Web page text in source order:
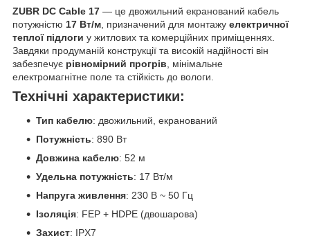
ZUBR DC Cable 17 — це двожильний екранований кабель
потужністю 17 Вт/м , призначений для монтажу електричної
теплої підлоги у житлових та комерційних приміщеннях.
Завдяки продуманій конструкції та високій надійності він
забезпечує рівномірний прогрів , мінімальне
електромагнітне поле та стійкість до вологи.
Технічні характеристики:
Тип кабелю: двожильний, екранований
Потужність: 890 Вт
Довжина кабелю: 52 м
Удельна потужність: 17 Вт/м
Напруга живлення: 230 В ~ 50 Гц
Ізоляція: FEP + HDPE (двошарова)
Захист: IPX7